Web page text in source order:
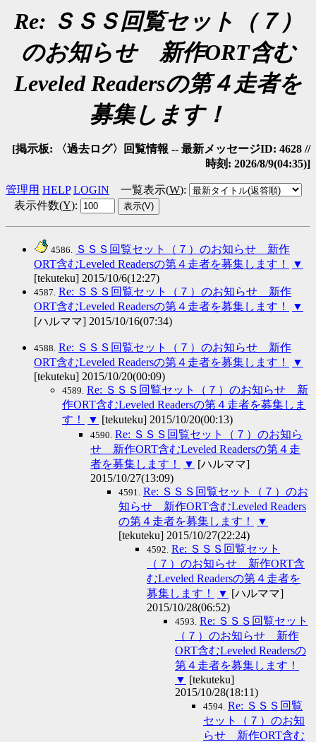
Re: ＳＳＳ回覧セット（７）
のお知らせ 新作ORT含む
Leveled Readersの第４走者を
募集します！
[掲示板: 〈過去ログ〉回覧情報 -- 最新メッセージID: 4628 //
時刻: 2026/8/9(04:35)]
管理用 HELP LOGIN 一覧表示(W):
表示件数(Y):
4586.
ＳＳＳ回覧セット（７）のお知らせ 新作
ORT含むLeveled Readersの第４走者を募集します！
▼
[tekuteku] 2015/10/6(12:27)
4587. Re: ＳＳＳ回覧セット（７）のお知らせ 新作
ORT含むLeveled Readersの第４走者を募集します！
▼
[ハルママ] 2015/10/16(07:34)
4588. Re: ＳＳＳ回覧セット（７）のお知らせ 新作
ORT含むLeveled Readersの第４走者を募集します！
▼
[tekuteku] 2015/10/20(00:09)
4589. Re: ＳＳＳ回覧セット（７）のお知らせ 新
作ORT含むLeveled Readersの第４走者を募集しま
す！
▼ [tekuteku] 2015/10/20(00:13)
4590. Re: ＳＳＳ回覧セット（７）のお知ら
せ 新作ORT含むLeveled Readersの第４走
者を募集します！
▼ [ハルママ]
2015/10/27(13:09)
4591.
Re: ＳＳＳ回覧セット（７）のお
知らせ 新作ORT含むLeveled Readers
の第４走者を募集します！
▼
[tekuteku] 2015/10/27(22:24)
4592. Re: ＳＳＳ回覧セット
（７）のお知らせ 新作ORT含
むLeveled Readersの第４走者を
募集します！
▼ [ハルママ]
2015/10/28(06:52)
4593. Re: ＳＳＳ回覧セット
（７）のお知らせ 新作
ORT含むLeveled Readersの
第４走者を募集します！
▼ [tekuteku]
2015/10/28(18:11)
4594. Re: ＳＳＳ回覧
セット（７）のお知
らせ 新作ORT含む